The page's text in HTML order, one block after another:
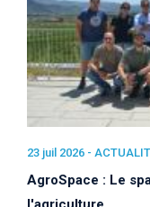
23 juil 2026 -
AgroSpace : Le